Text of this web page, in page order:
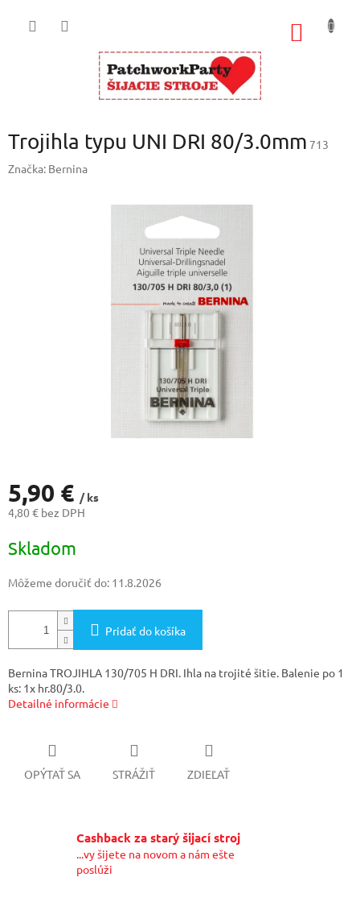
Trojihla typu UNI DRI 80/3.0mm 713
Značka: Bernina
5,90 € / ks
4,80 € bez DPH
cena:
Skladom
Môžeme doručiť do: 11.8.2026
Pridať do košíka
Bernina TROJIHLA 130/705 H DRI. Ihla na trojité šitie. Balenie po 1
ks: 1x hr.80/3.0.
Detailné informácie
OPÝTAŤ SA STRÁŽIŤ ZDIEĽAŤ
Cashback za starý šijací stroj
...vy šijete na novom a nám ešte
poslúži